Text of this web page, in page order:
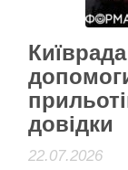
Читати далі
довідки
22.07.2026